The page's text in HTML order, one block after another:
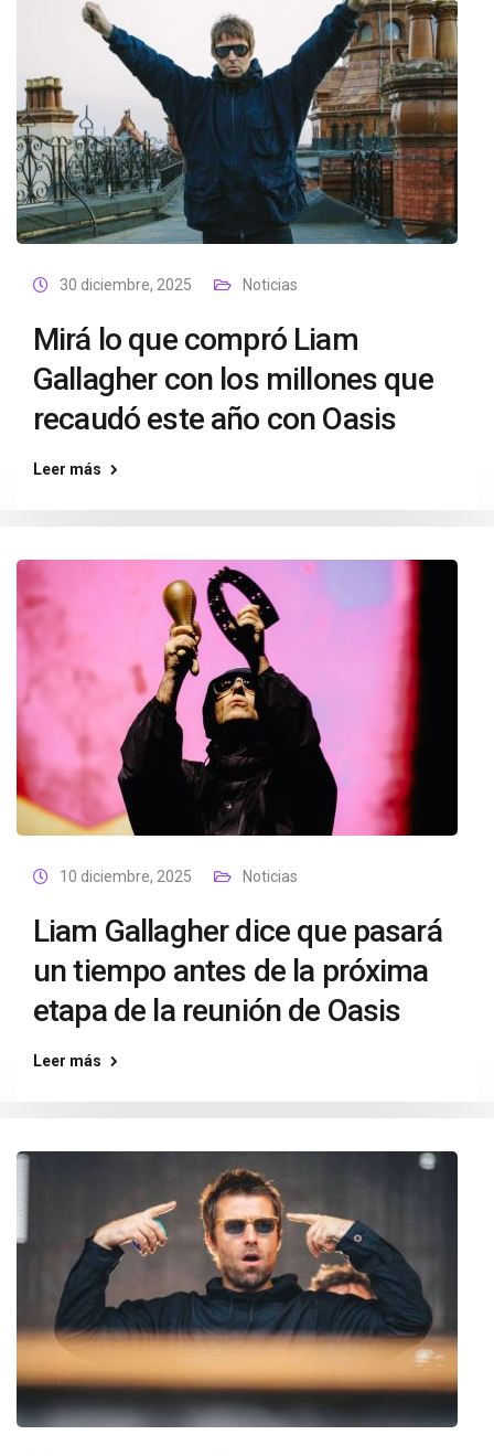
30 diciembre, 2025 Noticias
Mirá lo que compró Liam
Gallagher con los millones que
recaudó este año con Oasis
Leer más
10 diciembre, 2025 Noticias
Liam Gallagher dice que pasará
un tiempo antes de la próxima
etapa de la reunión de Oasis
Leer más